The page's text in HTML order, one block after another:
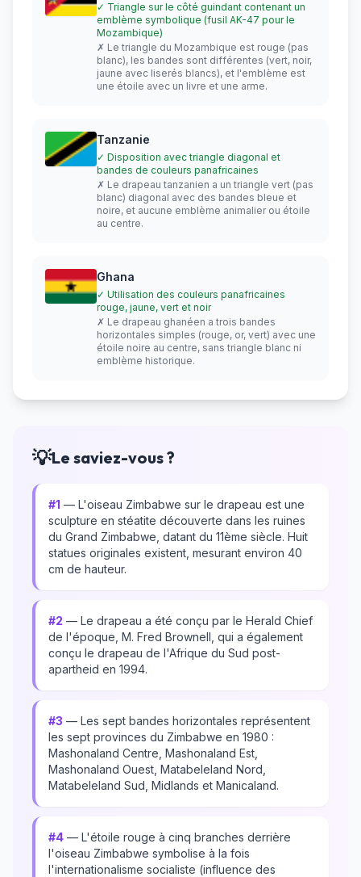
✓ Triangle sur le côté guindant contenant un
emblème symbolique (fusil AK-47 pour le
Mozambique)
✗ Le triangle du Mozambique est rouge (pas
blanc), les bandes sont différentes (vert, noir,
jaune avec liserés blancs), et l'emblème est
une étoile avec un livre et une arme.
Tanzanie
✓ Disposition avec triangle diagonal et
bandes de couleurs panafricaines
✗ Le drapeau tanzanien a un triangle vert (pas
blanc) diagonal avec des bandes bleue et
noire, et aucune emblème animalier ou étoile
au centre.
Ghana
✓ Utilisation des couleurs panafricaines
rouge, jaune, vert et noir
✗ Le drapeau ghanéen a trois bandes
horizontales simples (rouge, or, vert) avec une
étoile noire au centre, sans triangle blanc ni
emblème historique.
💡Le saviez-vous ?
#1 — L'oiseau Zimbabwe sur le drapeau est une
sculpture en stéatite découverte dans les ruines
du Grand Zimbabwe, datant du 11ème siècle. Huit
statues originales existent, mesurant environ 40
cm de hauteur.
#2 — Le drapeau a été conçu par le Herald Chief
de l'époque, M. Fred Brownell, qui a également
conçu le drapeau de l'Afrique du Sud post-
apartheid en 1994.
#3 — Les sept bandes horizontales représentent
les sept provinces du Zimbabwe en 1980 :
Mashonaland Centre, Mashonaland Est,
Mashonaland Ouest, Matabeleland Nord,
Matabeleland Sud, Midlands et Manicaland.
#4 — L'étoile rouge à cinq branches derrière
l'oiseau Zimbabwe symbolise à la fois
l'internationalisme socialiste (influence des